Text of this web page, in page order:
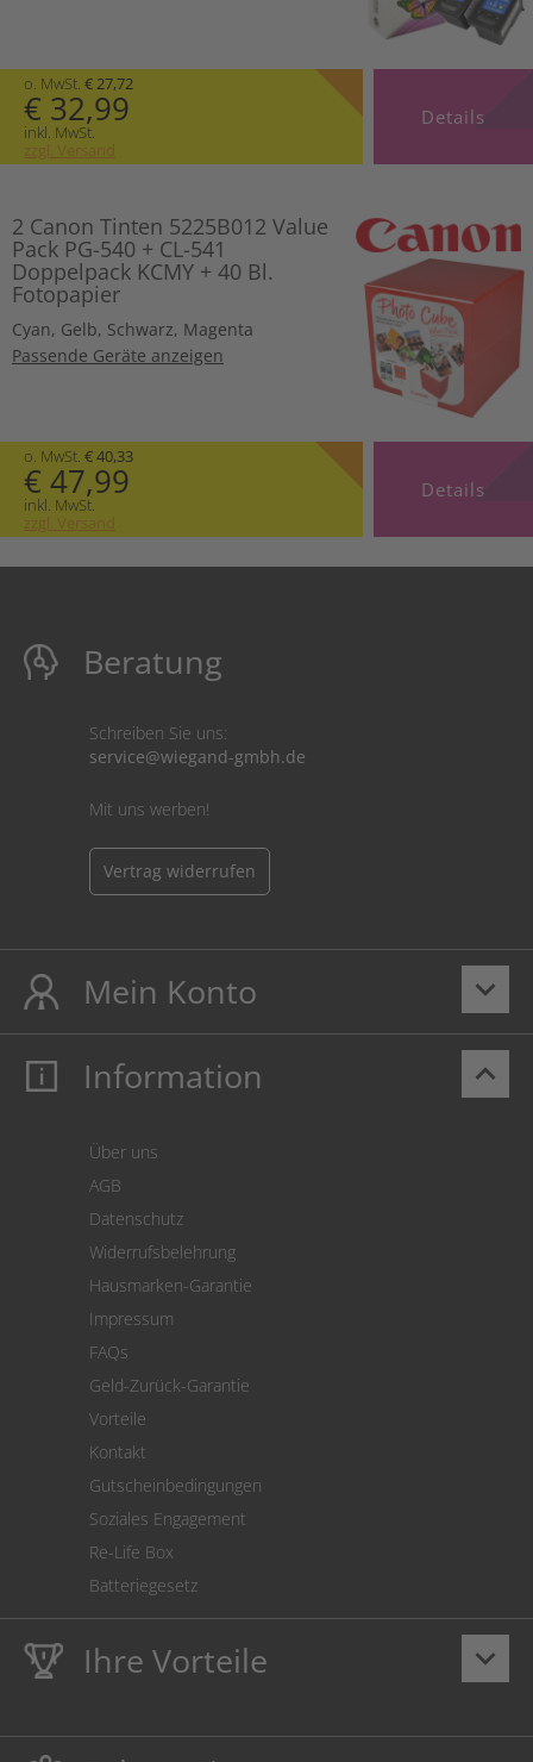
o. MwSt. € 27,72
€ 32,99
inkl. MwSt.
zzgl. Versand
Details
2 Canon Tinten 5225B012 Value
Pack PG-540 + CL-541
Doppelpack KCMY + 40 Bl.
Fotopapier
Cyan, Gelb, Schwarz, Magenta
Passende Geräte anzeigen
o. MwSt. € 40,33
€ 47,99
inkl. MwSt.
zzgl. Versand
Details
Beratung
Schreiben Sie uns:
service@wiegand-gmbh.de
Mit uns werben!
Vertrag widerrufen
keyboard_arrow_down
Mein Konto
Mein Konto
Cookie Einstellungen
keyboard_arrow_up
Information
Über uns
AGB
Datenschutz
Widerrufsbelehrung
Hausmarken-Garantie
Impressum
FAQs
Geld-Zurück-Garantie
Vorteile
Kontakt
Gutscheinbedingungen
Soziales Engagement
Re-Life Box
Batteriegesetz
keyboard_arrow_down
Ihre Vorteile
LebenslangeHausmarke Garantieauf Toner und Tinte
schützt auch Ihren Drucker.